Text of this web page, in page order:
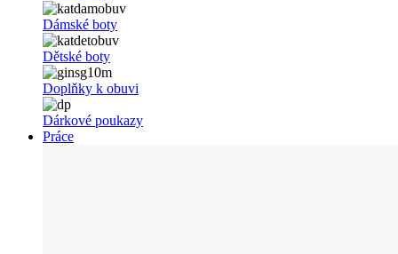
Dámské boty
Dětské boty
Doplňky k obuvi
Dárkové poukazy
Práce